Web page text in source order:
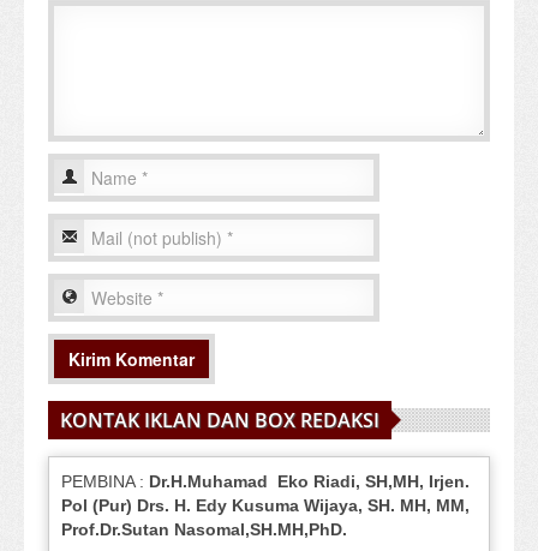
KONTAK IKLAN DAN BOX REDAKSI
PEMBINA : Dr.H.Muhamad Eko Riadi, SH,MH, Irjen.
Pol (Pur) Drs. H. Edy Kusuma Wijaya, SH. MH, MM,
Prof.Dr.Sutan Nasomal,SH.MH,PhD.